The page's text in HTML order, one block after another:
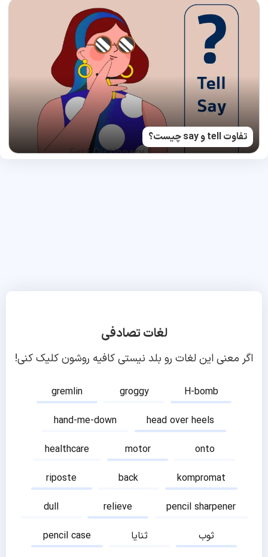
تفاوت tell و say چیست؟
لغات تصادفی
اگر معنی این لغات رو بلد نیستی کافیه روشون کلیک کنی!
gremlin groggy
H-bomb
hand-me-down
head over heels
healthcare
motor
onto
riposte
back
kompromat
dull
relieve
pencil sharpener
pencil case
ثنایا
ثوب